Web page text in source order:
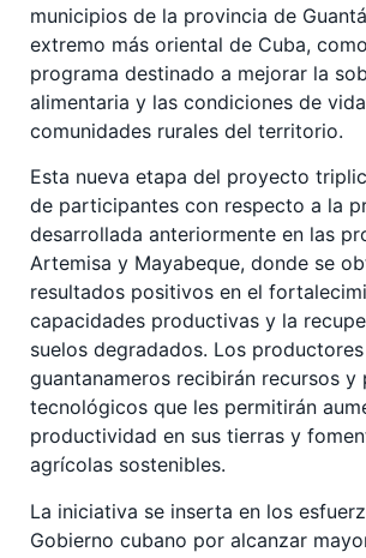
municipios de la provincia de
extremo más oriental de Cuba,
programa destinado a mejorar la
alimentaria y las condiciones de
comunidades rurales del territorio.
Esta nueva etapa del proyecto
de participantes con respecto a la
desarrollada anteriormente en las
Artemisa y Mayabeque, donde se
resultados positivos en el
capacidades productivas y la
suelos degradados. Los productores
guantanameros recibirán recursos y
tecnológicos que les permitirán
productividad en sus tierras y
agrícolas sostenibles.
La iniciativa se inserta en los
Gobierno cubano por alcanzar